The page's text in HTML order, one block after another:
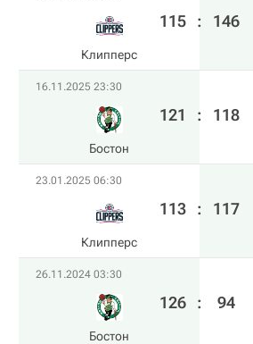
Клипперс
115 : 146
16.11.2025 23:30
Бостон
121 : 118
23.01.2025 06:30
Клипперс
113 : 117
26.11.2024 03:30
Бостон
126 : 94